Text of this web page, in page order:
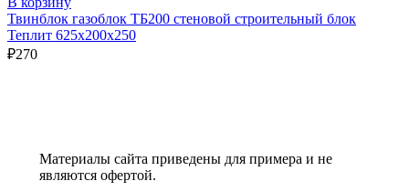
Твинблок газоблок ТБ200 стеновой строительный блок
Теплит 625х200х250
₽270
Материалы сайта приведены для примера и не
являются офертой.